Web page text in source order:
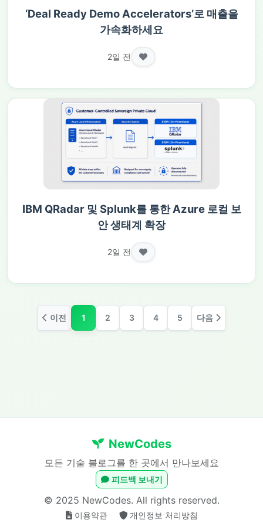
‘Deal Ready Demo Accelerators’로 매출을
가속화하세요
2일 전
IBM QRadar 및 Splunk를 통한 Azure 로컬 보
안 생태계 확장
2일 전
이전 1 2 3 4 5 다음
NewCodes
모든 기술 블로그를 한 곳에서 만나보세요
피드백 보내기
© 2025 NewCodes. All rights reserved.
이용약관 개인정보 처리방침